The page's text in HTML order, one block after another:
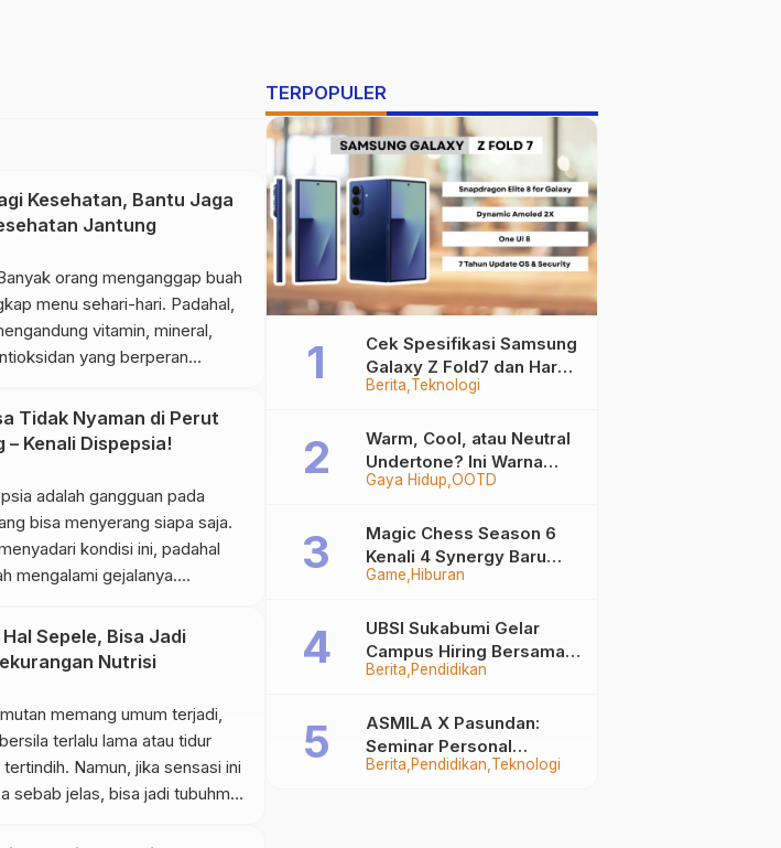
Kesehatan, Bantu Jaga
Jantung
orang menganggap buah
menu sehari-hari. Padahal,
vitamin, mineral,
yang berperan
rutin dapat membantu
sekaligus menurunkan
Setiap jenis buah memiliki
Karena itu,
Tidak Nyaman di Perut
– Kenali Dispepsia!
adalah gangguan pada
bisa menyerang siapa saja.
kondisi ini, padahal
mengalami gejalanya.
penanganan segera agar
komplikasi serius. Dalam
penyakit ini
Sepele, Bisa Jadi
Nutrisi
memang umum terjadi,
terlalu lama atau tidur
Namun, jika sensasi ini
sebab jelas, bisa jadi tubuhmu
TERPOPULER
Berita Teknologi
Cek Spesifikasi Samsung
Galaxy Z Fold7 dan Harga
Resminya
Gaya Hidup OOTD
Warm, Cool, atau Neutral
Undertone? Ini Warna
Baju yang Bikin Kamu
Game Hiburan
Magic Chess Season 6
Kenali 4 Synergy Baru
Terkuat
Berita Pendidikan
UBSI Sukabumi Gelar
Campus Hiring Bersama
PKSS, Buka Peluang Kerja
Berita Pendidikan Teknologi
ASMILA X Pasundan:
Seminar Personal
Branding dan Kreativitas